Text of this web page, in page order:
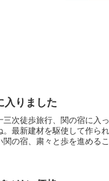
入りました
三次徒歩旅行、関の宿に入
。最新建材を駆使して作ら
関の宿、粛々と歩を進める